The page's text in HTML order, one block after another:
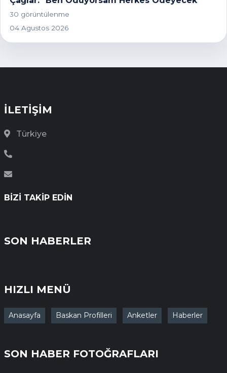
30 görüntülenme
04 Agustos 2026
İLETİŞİM
Türkiye
BIZI TAKIP EDIN
SON HABERLER
HIZLI MENÜ
Anasayfa Baskan Profilleri Anketler Haberler
SON HABER FOTOĞRAFLARI